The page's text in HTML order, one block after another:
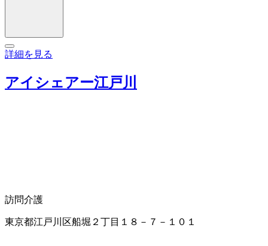
詳細を見る
アイシェアー江戸川
訪問介護
東京都江戸川区船堀２丁目１８－７－１０１